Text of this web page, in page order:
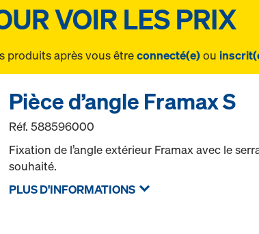
produits après vous êtreconnecté(e)ou
Pièce d’angle Framax S
Réf.588596000
Fixation de l’angle extérieur Framax avec le
souhaité.
PLUS D'INFORMATIONS